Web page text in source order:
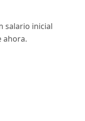
salario inicial
ahora.